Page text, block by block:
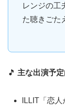
レンジの工
た聴きごた
🎵 主な出演予
ILLIT「恋